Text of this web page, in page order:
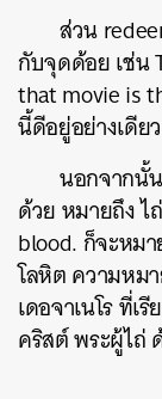
ส่วน
กับจุดด้อย เช่น
that movie is
นี้ดีอยู่อย่างเดี
นอกจากนั้น
ด้วย หมายถึง ไ
blood.ก็จะหมา
โลหิต ความหม
เดอจาเนโร ที่เรี
คริสต์ พระผู้ไถ่